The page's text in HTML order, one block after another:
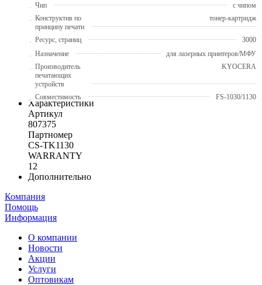
Чип
с чипом
Конструктив по
принципу печати
тонер-картридж
Ресурс, страниц
3000
Назначение
для лазерных принтеров/МФУ
Производитель
печатающих
устройств
KYOCERA
Совместимость FS-1030/1130
Характеристики
Артикул
807375
Партномер
CS-TK1130
WARRANTY
12
Дополнительно
Компания
Помощь
Информация
О компании
Новости
Акции
Услуги
Оптовикам